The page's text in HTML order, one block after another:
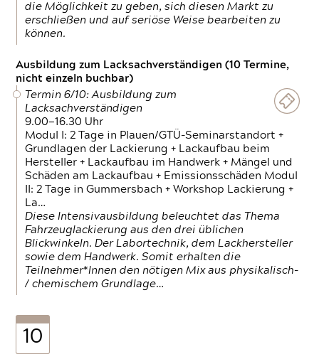
die Möglichkeit zu geben, sich diesen Markt zu
erschließen und auf seriöse Weise bearbeiten zu
können.
Ausbildung zum Lacksachverständigen (10 Termine,
nicht einzeln buchbar)
Termin 6/10: Ausbildung zum
Lacksachverständigen
9.00—16.30 Uhr
Modul I: 2 Tage in Plauen/GTÜ-Seminarstandort +
Grundlagen der Lackierung + Lackaufbau beim
Hersteller + Lackaufbau im Handwerk + Mängel und
Schäden am Lackaufbau + Emissionsschäden Modul
II: 2 Tage in Gummersbach + Workshop Lackierung +
La…
Diese Intensivausbildung beleuchtet das Thema
Fahrzeuglackierung aus den drei üblichen
Blickwinkeln. Der Labortechnik, dem Lackhersteller
sowie dem Handwerk. Somit erhalten die
Teilnehmer*Innen den nötigen Mix aus physikalisch-
/ chemischem Grundlage…
10